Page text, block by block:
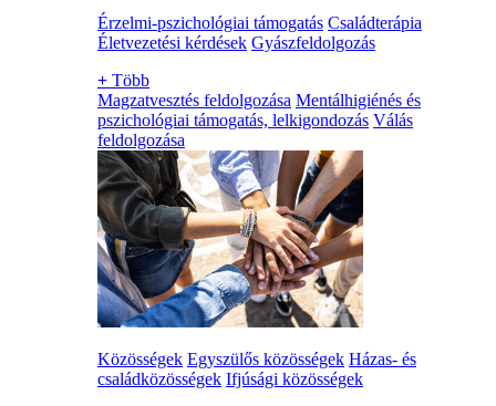
Érzelmi-pszichológiai támogatás Családterápia
Életvezetési kérdések Gyászfeldolgozás
+ Több
Magzatvesztés feldolgozása Mentálhigiénés és
pszichológiai támogatás, lelkigondozás Válás
feldolgozása
Közösségek Egyszülős közösségek Házas- és
családközösségek Ifjúsági közösségek